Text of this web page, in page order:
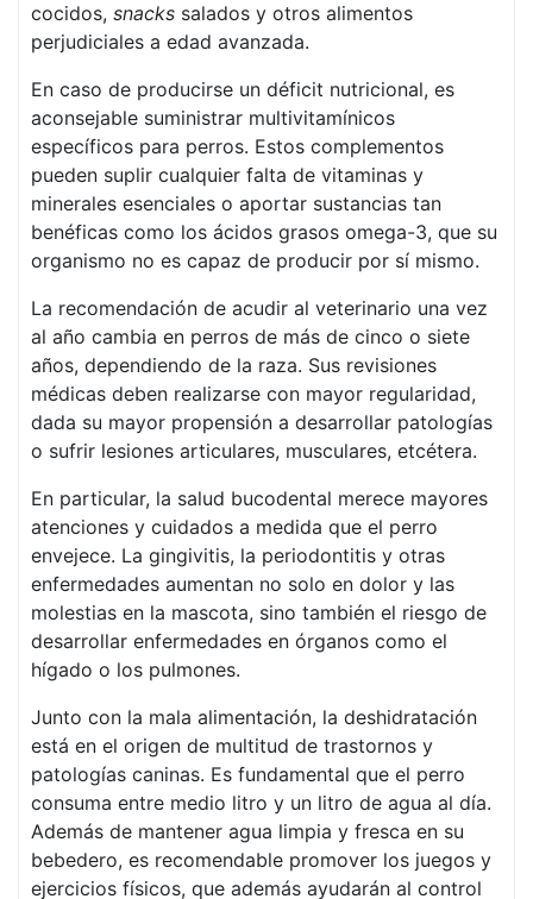
cocidos, snacks salados y otros alimentos
perjudiciales a edad avanzada.
En caso de producirse un déficit nutricional, es
aconsejable suministrar multivitamínicos
específicos para perros. Estos complementos
pueden suplir cualquier falta de vitaminas y
minerales esenciales o aportar sustancias tan
benéficas como los ácidos grasos omega-3, que su
organismo no es capaz de producir por sí mismo.
La recomendación de acudir al veterinario una vez
al año cambia en perros de más de cinco o siete
años, dependiendo de la raza. Sus revisiones
médicas deben realizarse con mayor regularidad,
dada su mayor propensión a desarrollar patologías
o sufrir lesiones articulares, musculares, etcétera.
En particular, la salud bucodental merece mayores
atenciones y cuidados a medida que el perro
envejece. La gingivitis, la periodontitis y otras
enfermedades aumentan no solo en dolor y las
molestias en la mascota, sino también el riesgo de
desarrollar enfermedades en órganos como el
hígado o los pulmones.
Junto con la mala alimentación, la deshidratación
está en el origen de multitud de trastornos y
patologías caninas. Es fundamental que el perro
consuma entre medio litro y un litro de agua al día.
Además de mantener agua limpia y fresca en su
bebedero, es recomendable promover los juegos y
ejercicios físicos, que además ayudarán al control